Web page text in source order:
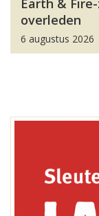
Earth &
overleden
6 augustus 2026